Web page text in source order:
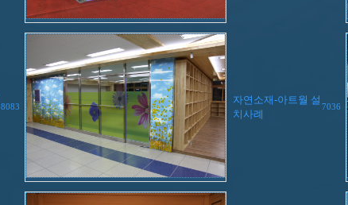
8083
자연소재-아트월 설
치사례
7036